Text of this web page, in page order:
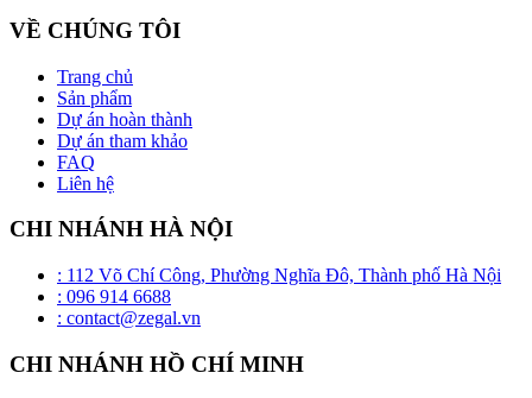
VỀ CHÚNG TÔI
Trang chủ
Sản phẩm
Dự án hoàn thành
Dự án tham khảo
FAQ
Liên hệ
CHI NHÁNH HÀ NỘI
: 112 Võ Chí Công, Phường Nghĩa Đô, Thành phố Hà Nội
: 096 914 6688
: contact@zegal.vn
CHI NHÁNH HỒ CHÍ MINH